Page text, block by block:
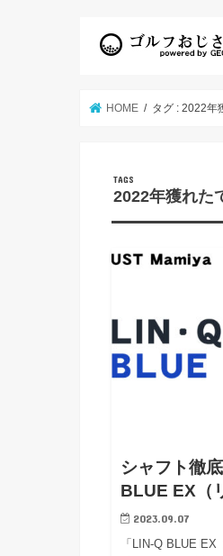
HOME タグ : 2022年
2022年獲れた
シャフト徹
BLUE EX（
2023.09.07
「LIN-Q BLUE